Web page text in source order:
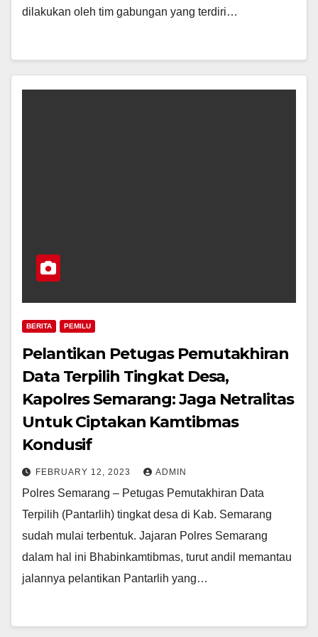
dilakukan oleh tim gabungan yang terdiri…
BERITA PEMILU
Pelantikan Petugas Pemutakhiran
Data Terpilih Tingkat Desa,
Kapolres Semarang: Jaga Netralitas
Untuk Ciptakan Kamtibmas
Kondusif
FEBRUARY 12, 2023 ADMIN
Polres Semarang – Petugas Pemutakhiran Data
Terpilih (Pantarlih) tingkat desa di Kab. Semarang
sudah mulai terbentuk. Jajaran Polres Semarang
dalam hal ini Bhabinkamtibmas, turut andil memantau
jalannya pelantikan Pantarlih yang…